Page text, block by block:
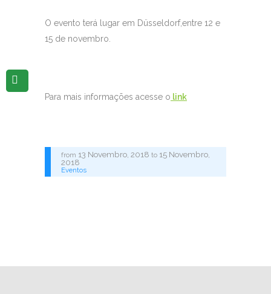
O evento terá lugar em Düsseldorf,entre 12 e
15 de novembro.
Para mais informações acesse o link
from 13 Novembro, 2018 to 15 Novembro,
2018
Eventos